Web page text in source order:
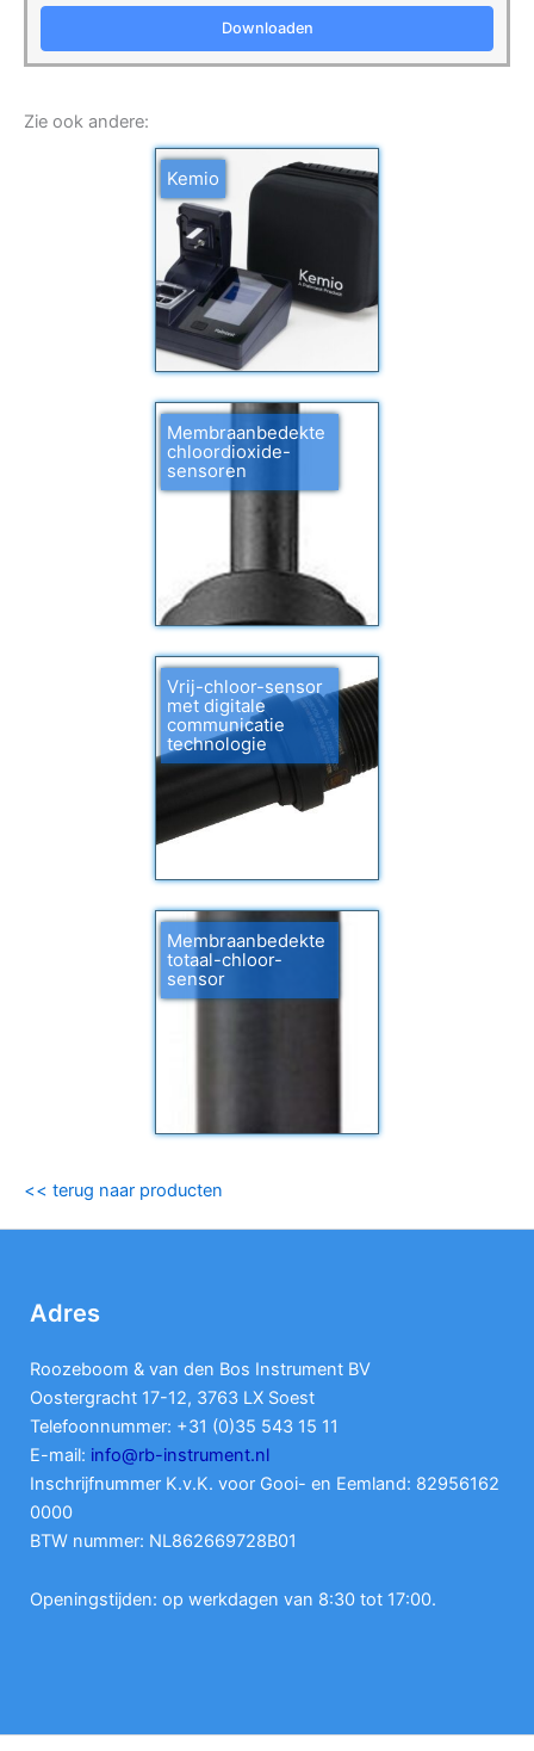
Downloaden
Zie ook andere:
Kemio
Membraanbedekte
chloordioxide-
sensoren
Vrij-chloor-sensor
met digitale
communicatie
technologie
Membraanbedekte
totaal-chloor-
sensor
<< terug naar producten
Adres
Roozeboom & van den Bos Instrument BV
Oostergracht 17-12, 3763 LX Soest
Telefoonnummer: +31 (0)35 543 15 11
E-mail: info@rb-instrument.nl
Inschrijfnummer K.v.K. voor Gooi- en Eemland: 82956162
0000
BTW nummer: NL862669728B01
Openingstijden: op werkdagen van 8:30 tot 17:00.